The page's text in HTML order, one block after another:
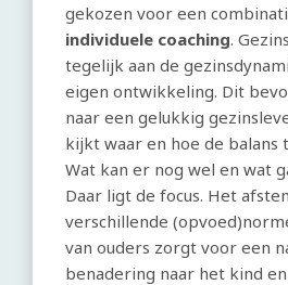
gekozen voor een
individuele coaching.
tegelijk aan de
eigen ontwikkeling. Dit
naar een gelukkig
kijkt waar en hoe de balans
Wat kan er nog wel en wat
Daar ligt de focus. Het
verschillende
van ouders zorgt voor een
benadering naar het kind